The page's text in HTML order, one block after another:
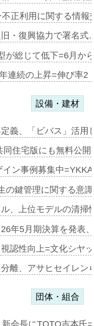
正利用に関する情
・復興協力で署名
が総じて低下=6月か
連続の上昇=伸び率
設備・建材
義、「ビバス」活
同住宅版にも無料公
イン事例募集中
の鍵管理に関する意
ル、上位モデルの清
年5月期決算を発表
認性向上=文化シヤ
離、アサヒセイレ
団体・組合
会長にTOTO吉本氏